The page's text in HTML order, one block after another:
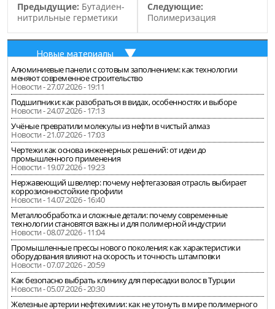
Предыдущие: Бутадиен-
нитрильные герметики
Следующие:
Полимеризация
Новые материалы
Алюминиевые панели с сотовым заполнением: как технологии
меняют современное строительство
Новости - 27.07.2026 - 19:11
Подшипники: как разобраться в видах, особенностях и выборе
Новости - 24.07.2026 - 17:13
Учёные превратили молекулы из нефти в чистый алмаз
Новости - 21.07.2026 - 17:03
Чертежи как основа инженерных решений: от идеи до
промышленного применения
Новости - 19.07.2026 - 19:23
Нержавеющий швеллер: почему нефтегазовая отрасль выбирает
коррозионностойкие профили
Новости - 14.07.2026 - 16:40
Металлообработка и сложные детали: почему современные
технологии становятся важны и для полимерной индустрии
Новости - 08.07.2026 - 11:04
Промышленные прессы нового поколения: как характеристики
оборудования влияют на скорость и точность штамповки
Новости - 07.07.2026 - 20:59
Как безопасно выбрать клинику для пересадки волос в Турции
Новости - 05.07.2026 - 20:30
Железные артерии нефтехимии: как не утонуть в мире полимерного